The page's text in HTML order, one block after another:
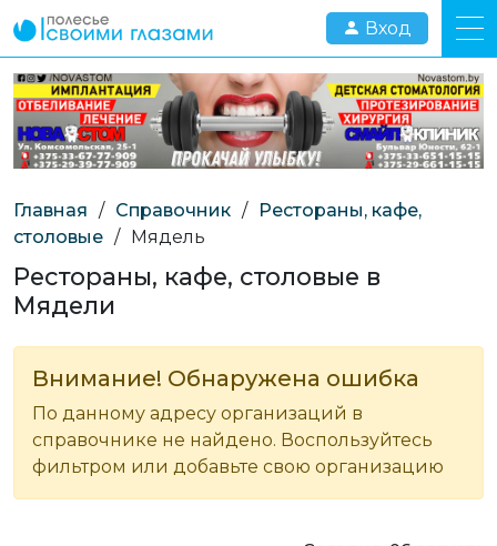
Вход
Главная / Справочник /
Рестораны, кафе,
столовые / Мядель
Рестораны, кафе, столовые в
Мядели
Внимание! Обнаружена ошибка
По данному адресу организаций в
справочнике не найдено. Воспользуйтесь
фильтром или добавьте свою организацию